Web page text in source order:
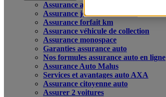
Assurance auto
Assurance jeune conducteur
Assurance forfait km
Assurance véhicule de collection
Assurance monospace
Garanties assurance auto
Nos formules assurance auto en ligne
Assurance Auto Malus
Services et avantages auto AXA
Assurance citoyenne auto
Assurer 2 voitures